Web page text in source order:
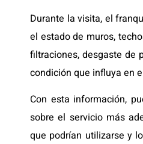
Durante la visita, el
el estado de muros,
filtraciones, desgaste de
condición que influya en
Con esta información,
sobre el servicio más
que podrían utilizarse y